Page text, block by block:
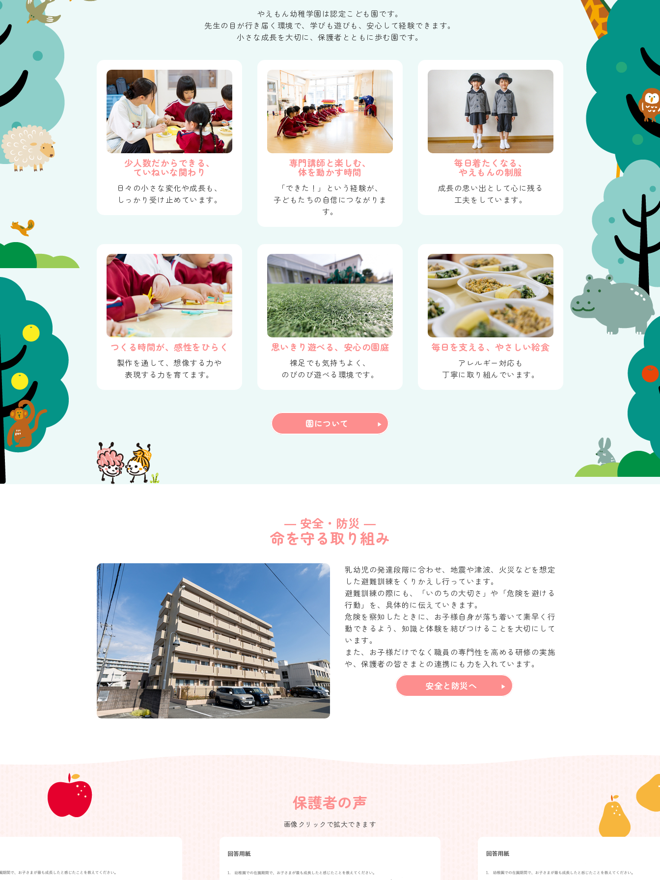
やえもん幼稚学園は認定こども園です。
先生の目が行き届く環境で、学びも遊びも、安心して経験できます。
小さな成長を大切に、保護者とともに歩む園です。
少人数だからできる、
ていねいな関わり
日々の小さな変化や成長も、
しっかり受け止めています。
専門講師と楽しむ、
体を動かす時間
「できた！」という経験が、
子どもたちの自信につながりま
す。
毎日着たくなる、
やえもんの制服
成長の思い出として心に残る
工夫をしています。
つくる時間が、感性をひらく
製作を通して、想像する力や
表現する力を育てます。
思いきり遊べる、安心の園庭
裸足でも気持ちよく、
のびのび遊べる環境です。
毎日を支える、やさしい給食
アレルギー対応も
丁寧に取り組んでいます。
園について
― 安全・防災 ―
命を守る取り組み
乳幼児の発達段階に合わせ、地震や津波、火災などを想定
した避難訓練をくりかえし行っています。
避難訓練の際にも、「いのちの大切さ」や「危険を避ける
行動」を、具体的に伝えていきます。
危険を察知したときに、お子様自身が落ち着いて素早く行
動できるよう、知識と体験を結びつけることを大切にして
います。
また、お子様だけでなく職員の専門性を高める研修の実施
や、保護者の皆さまとの連携にも力を入れています。
安全と防災へ
保護者の声
画像クリックで拡大できます